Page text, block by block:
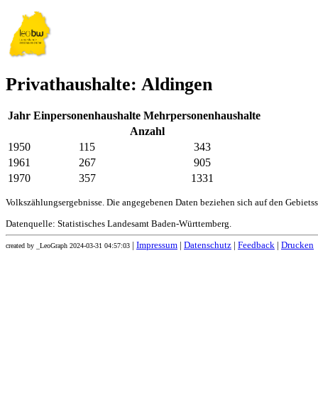
Privathaushalte: Aldingen
Jahr Einpersonenhaushalte Mehrpersonenhaushalte
Anzahl
1950
115
343
1961
267
905
1970
357 1331
Volkszählungsergebnisse. Die angegebenen Daten beziehen sich auf den
Datenquelle: Statistisches Landesamt Baden-Württemberg.
created by _LeoGraph 2024-03-31 04:57:03 Impressum Datenschutz Feedback Drucken